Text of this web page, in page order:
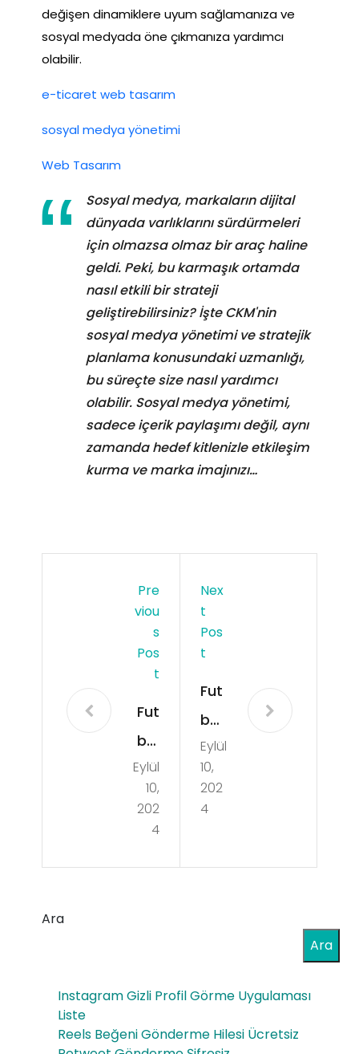
değişen dinamiklere uyum sağlamanıza ve
sosyal medyada öne çıkmanıza yardımcı
olabilir.
e-ticaret web tasarım
sosyal medya yönetimi
Web Tasarım
Sosyal medya, markaların dijital
dünyada varlıklarını sürdürmeleri
için olmazsa olmaz bir araç haline
geldi. Peki, bu karmaşık ortamda
nasıl etkili bir strateji
geliştirebilirsiniz? İşte CKM'nin
sosyal medya yönetimi ve stratejik
planlama konusundaki uzmanlığı,
bu süreçte size nasıl yardımcı
olabilir. Sosyal medya yönetimi,
sadece içerik paylaşımı değil, aynı
zamanda hedef kitlenizle etkileşim
kurma ve marka imajınızı…
Pre
Viou
S
Pos
T
Fut
bol
Ma
çlar
ının
ştu
ran
Eylül
10,
202
4
Nex
T
Pos
T
Fut
bol
da
Sko
r
min
ces
Eylül
10,
202
4
Ara
Ara
Instagram Gizli Profil Görme Uygulaması
Liste
Reels Beğeni Gönderme Hilesi Ücretsiz